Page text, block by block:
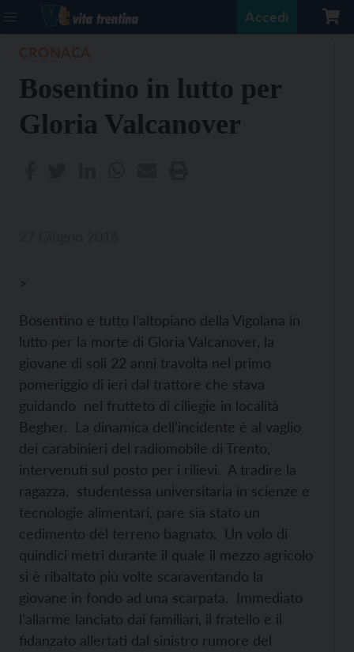
Accedi
Bosentino in lutto per
Gloria Valcanover
>
Bosentino e tutto l’altopiano della Vigolana in
lutto per la morte di Gloria Valcanover, la
giovane di soli 22 anni travolta nel primo
pomeriggio di ieri dal trattore che stava
guidando nel frutteto di ciliegie in località
Begher. La dinamica dell’incidente è al vaglio
dei carabinieri del radiomobile di Trento,
intervenuti sul posto per i rilievi. A tradire la
ragazza, studentessa universitaria in scienze e
tecnologie alimentari, pare sia stato un
cedimento del terreno bagnato. Un volo di
quindici metri durante il quale il mezzo agricolo
si è ribaltato più volte scaraventando la
giovane in fondo ad una scarpata. Immediato
l’allarme lanciato dai familiari, il fratello e il
fidanzato allertati dal sinistro rumore del